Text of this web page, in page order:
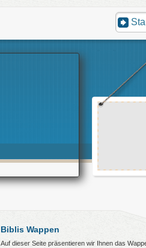
Biblis Wappen
Auf dieser Seite präsentieren wir Ihnen das